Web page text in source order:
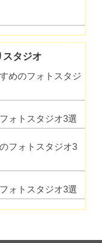
スタジオ
めのフォトスタジ
ォトスタジオ3選
フォトスタジオ3
ォトスタジオ3選